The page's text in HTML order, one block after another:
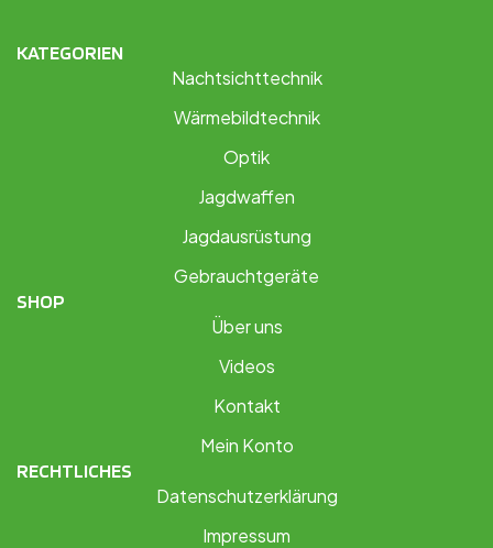
KATEGORIEN
Nachtsichttechnik
Wärmebildtechnik
Optik
Jagdwaffen
Jagdausrüstung
Gebrauchtgeräte
SHOP
Über uns
Videos
Kontakt
Mein Konto
RECHTLICHES
Datenschutzerklärung
Impressum